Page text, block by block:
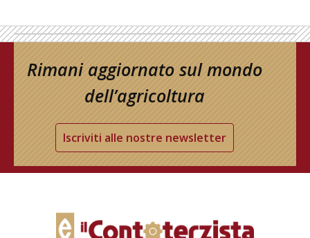
Rimani aggiornato sul mondo
dell’agricoltura
Iscriviti alle nostre newsletter